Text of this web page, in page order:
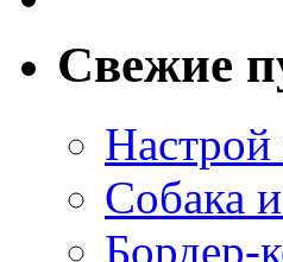
Свежие
Настрой
Собака
Бордер-